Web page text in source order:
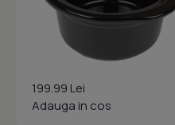
199.99 Lei
Adauga in cos